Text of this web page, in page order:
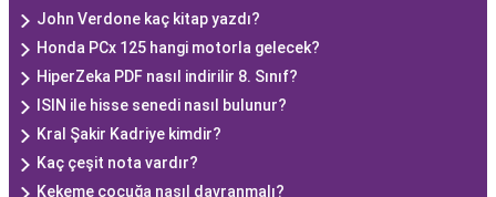
John Verdone kaç kitap yazdı?
Honda PCx 125 hangi motorla gelecek?
HiperZeka PDF nasıl indirilir 8. Sınıf?
ISIN ile hisse senedi nasıl bulunur?
Kral Şakir Kadriye kimdir?
Kaç çeşit nota vardır?
Kekeme çocuğa nasıl davranmalı?